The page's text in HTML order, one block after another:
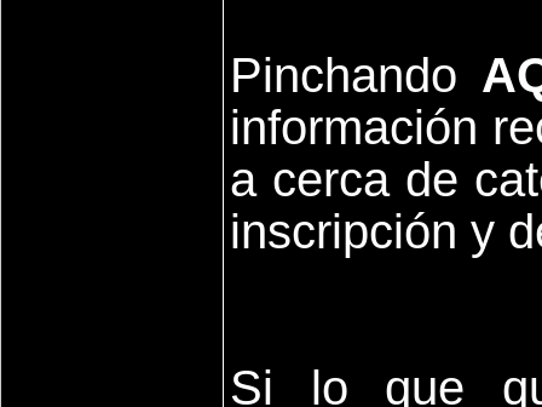
Pinchando
información
a cerca de
inscripción y
Si lo que